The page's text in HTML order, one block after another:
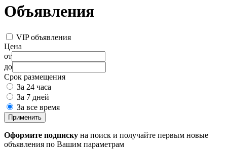
Объявления
VIP объявления
Цена
от
до
Срок размещения
За 24 часа
За 7 дней
За все время
Применить
Оформите подписку на поиск и получайте первым новые
объявления по Вашим параметрам